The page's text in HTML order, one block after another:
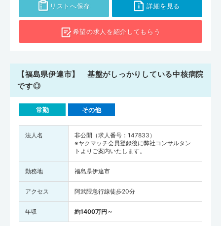
リストへ保存 詳細を見る
希望の求人を紹介してもらう
【福島県伊達市】 基盤がしっかりしている中核病院
です◎
常勤 その他
法人名
非公開（求人番号：147833）
※ヤクマッチ会員登録後に弊社コンサルタン
トよりご案内いたします。
勤務地 福島県伊達市
アクセス 阿武隈急行線徒歩20分
年収 約1400万円～